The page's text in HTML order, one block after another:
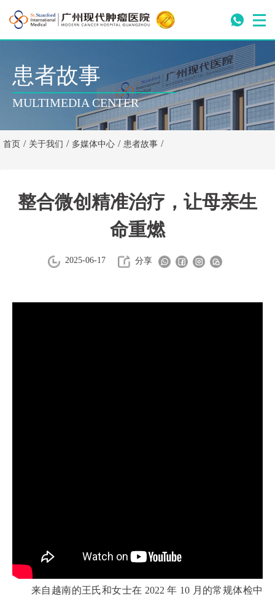
患者故事
MULTIMEDIA CENTER
首页 / 关于我们 / 多媒体中心 / 患者故事 /
整合微创精准治疗，让母亲生
命重燃
2025-06-17 分享
来自越南的王氏和女士在 2022 年 10 月的常规体检中